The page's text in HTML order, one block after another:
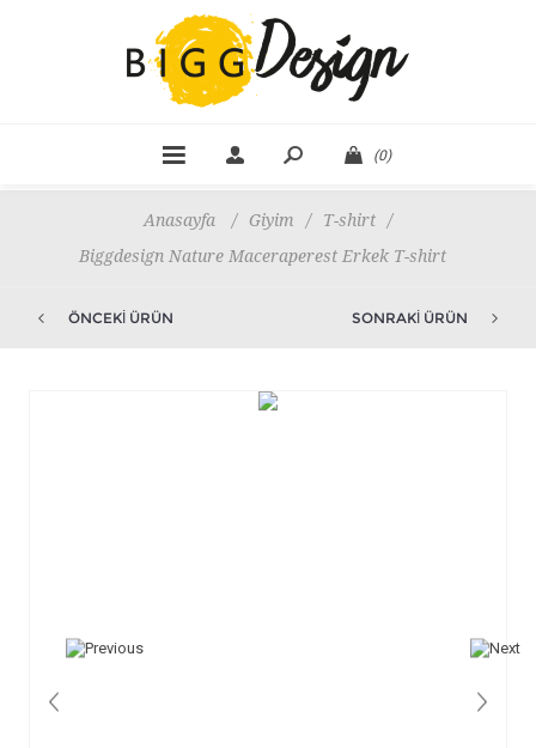
(0)
Anasayfa / Giyim / T-shirt
/
Biggdesign Nature Maceraperest Erkek T-shirt
ÖNCEKI ÜRÜN SONRAKI ÜRÜN